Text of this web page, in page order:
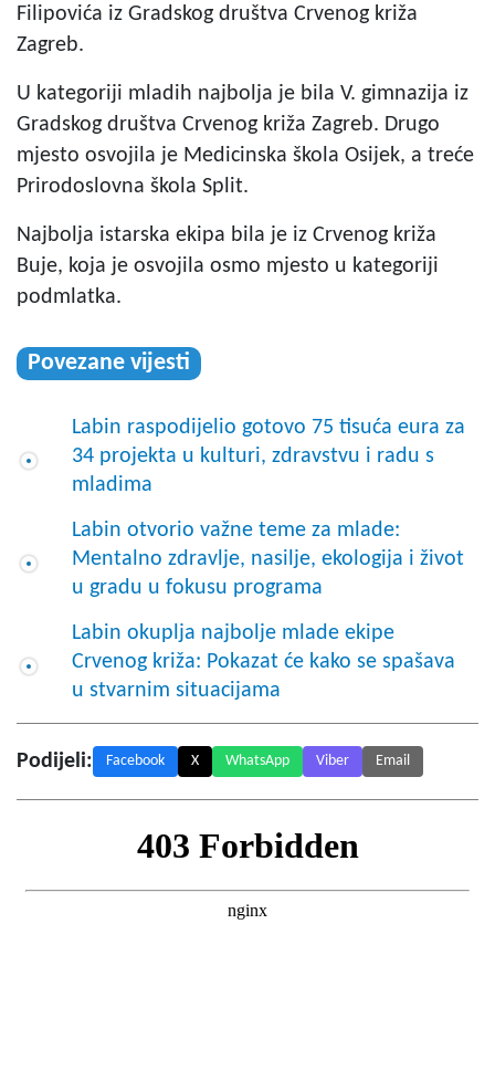
Filipovića iz Gradskog društva Crvenog križa
Zagreb.
U kategoriji mladih najbolja je bila V. gimnazija iz
Gradskog društva Crvenog križa Zagreb. Drugo
mjesto osvojila je Medicinska škola Osijek, a treće
Prirodoslovna škola Split.
Najbolja istarska ekipa bila je iz Crvenog križa
Buje, koja je osvojila osmo mjesto u kategoriji
podmlatka.
Povezane vijesti
Labin raspodijelio gotovo 75 tisuća eura za
34 projekta u kulturi, zdravstvu i radu s
mladima
Labin otvorio važne teme za mlade:
Mentalno zdravlje, nasilje, ekologija i život
u gradu u fokusu programa
Labin okuplja najbolje mlade ekipe
Crvenog križa: Pokazat će kako se spašava
u stvarnim situacijama
Podijeli: Facebook X WhatsApp Viber Email